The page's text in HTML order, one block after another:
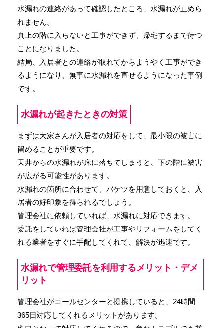
水漏れの連絡があって確認したところ、水漏れが止めら
れません。
真上の階に入らないと工事ができず、帰宅するまで待つ
ことになりました。
結局、入居者との連絡が取れてからようやく工事ができ
るようになり、無事に水漏れを直せるようになった事例
です。
水漏れが起きたときの対策
まずは大家さんが入居者の対応をして、最小限の被害に
留めることが重要です。
天井からの水漏れが床に落ちてしまうと、下の階に被害
が広がる可能性があります。
水漏れの箇所に合わせて、バケツを用意しておくと、入
居者の好印象を得られるでしょう。
管理会社に依頼していれば、水漏れに対応できます。
委託をしていれば管理会社が工事やリフォームをしてく
れる業者をすぐに手配してくれて、解決が迅速です。
水漏れで管理委託を利用するメリット・デメ
リット
管理会社がコールセンターと提携していると、24時間
365日対応してくれるメリットがあります。